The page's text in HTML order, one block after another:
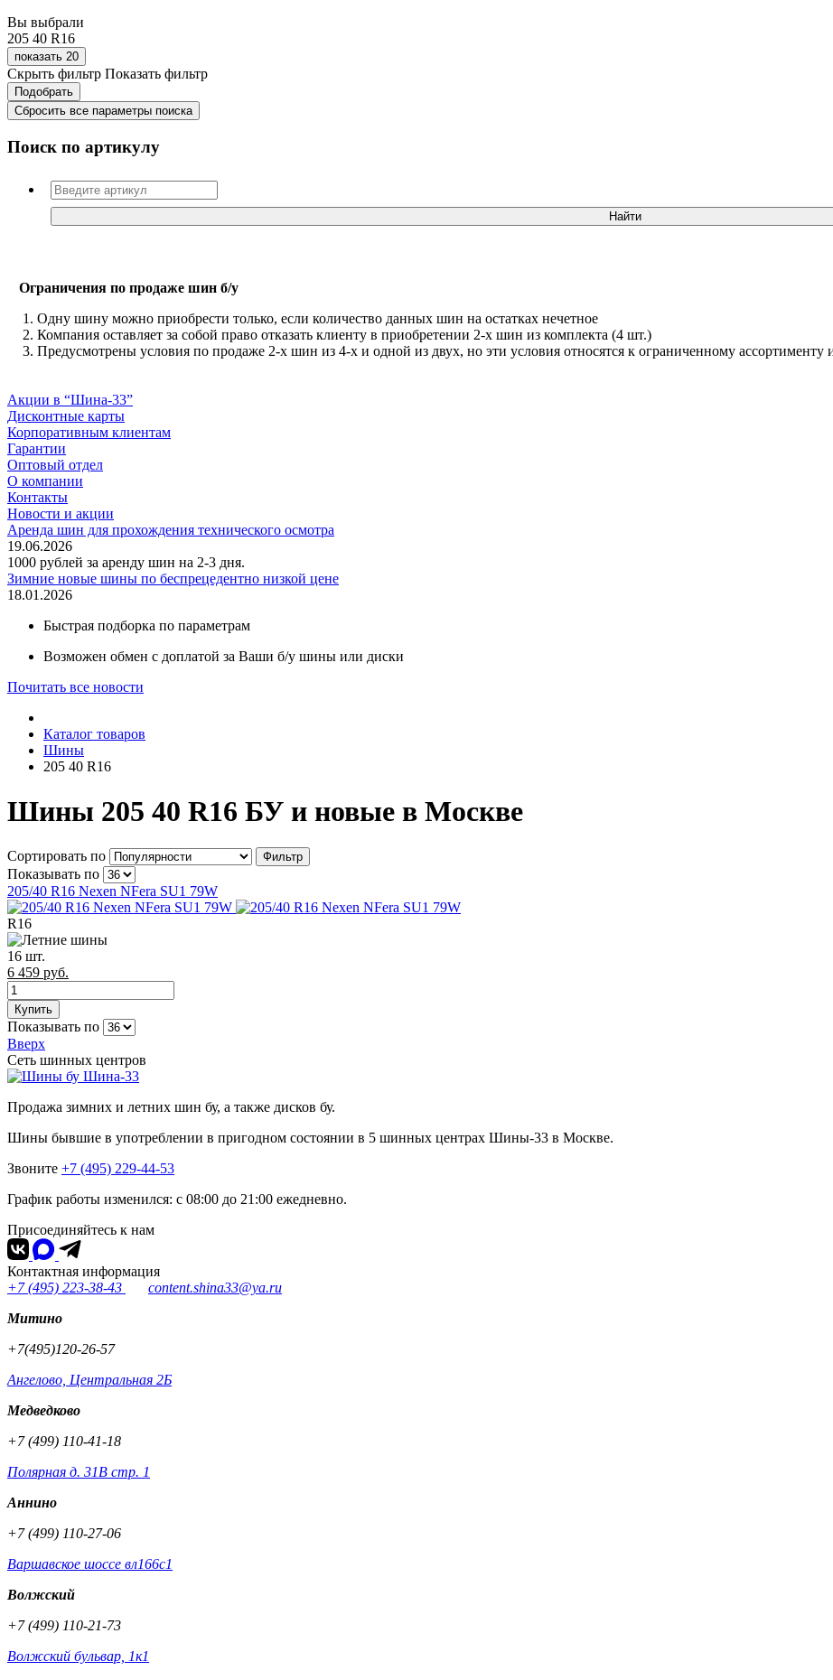
Вы выбрали
205 40 R16
показать 20
Скрыть фильтр Показать фильтр
Сбросить все параметры поиска
Поиск по артикулу
Ограничения по продаже шин б/у
Одну шину можно приобрести только, если количество данных шин на остатках нечетное
Компания оставляет за собой право отказать клиенту в приобретении 2-х шин из комплекта (4 шт.)
Предусмотрены условия по продаже 2-х шин из 4-х и одной из двух, но эти условия относятся к ограниченному
Акции в “Шина-33”
Дисконтные карты
Корпоративным клиентам
Гарантии
Оптовый отдел
О компании
Контакты
Новости и акции
Аренда шин для прохождения технического осмотра
19.06.2026
1000 рублей за аренду шин на 2-3 дня.
Зимние новые шины по беспрецедентно низкой цене
18.01.2026
Быстрая подборка по параметрам
Возможен обмен с доплатой за Ваши б/у шины или диски
Почитать все новости
Каталог товаров
Шины
205 40 R16
Шины 205 40 R16 БУ и новые в Москве
Сортировать по Фильтр
Показывать по
205/40 R16 Nexen NFera SU1 79W
R16
16 шт.
6 459 руб.
Показывать по
Вверх
Сеть шинных центров
Шина-33
Продажа зимних и летних шин бу, а также дисков бу.
Шины бывшие в употреблении в пригодном состоянии в 5 шинных центрах Шины-33 в Москве.
Звоните +7 (495) 229-44-53
График работы изменился: с 08:00 до 21:00 ежедневно.
Присоединяйтесь к нам
Контактная информация
+7 (495) 223-38-43
content.shina33@ya.ru
Митино
+7(495)120-26-57
Ангелово, Центральная 2Б
Медведково
+7 (499) 110-41-18
Полярная д. 31В стр. 1
Аннино
+7 (499) 110-27-06
Варшавское шоссе вл166с1
Волжский
+7 (499) 110-21-73
Волжский бульвар, 1к1